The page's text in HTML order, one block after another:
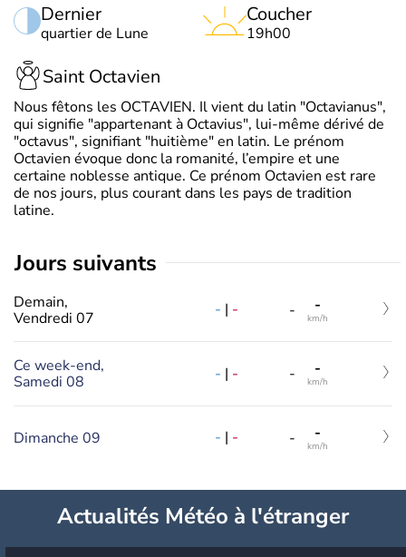
Dernier
quartier de Lune
Coucher
19h00
Saint Octavien
Nous fêtons les OCTAVIEN. Il vient du latin "Octavianus",
qui signifie "appartenant à Octavius", lui-même dérivé de
"octavus", signifiant "huitième" en latin. Le prénom
Octavien évoque donc la romanité, l’empire et une
certaine noblesse antique. Ce prénom Octavien est rare
de nos jours, plus courant dans les pays de tradition
latine.
jours suivants
Demain,
Vendredi 07
- | - - -
km/h
Ce week-end,
Samedi 08
- | - - -
km/h
Dimanche 09 - | - - -
km/h
Actualités Météo à l'étranger